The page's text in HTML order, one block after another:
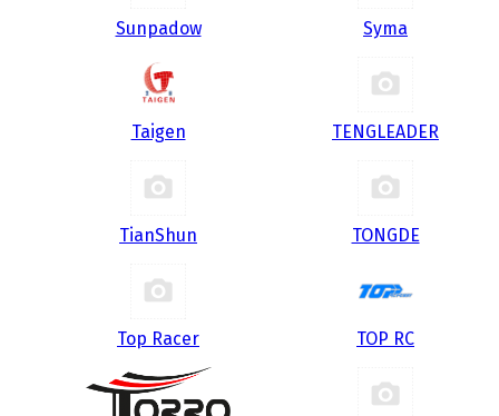
Sunpadow Syma
Taigen TENGLEADER
TianShun TONGDE
Top Racer TOP RC